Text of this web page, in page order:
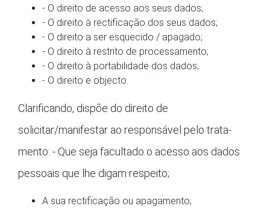
- O direito de acesso aos seus dados;
- O direito à rectificação dos seus dados;
- O direito a ser esquecido / apagado;
- O direito à restrito de processamento;
- O direito à portabilidade dos dados;
- O direito e objecto.
Clarificando, dispõe do direito de
solicitar/manifestar ao responsável pelo trata-
mento: - Que seja facultado o acesso aos dados
pessoais que lhe digam respeito;
A sua rectificação ou apagamento;